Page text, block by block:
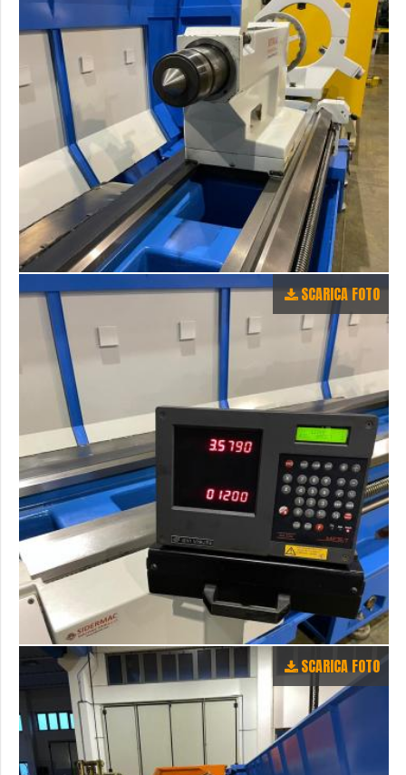
SCARICA FOTO
SCARICA FOTO